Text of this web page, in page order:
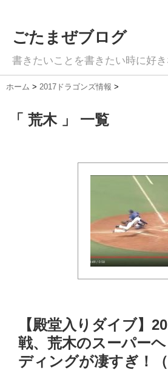
ごたまぜブログ
書きたいことを書きたい時に好き
ホーム > 2017ドラゴンズ情報 >
「 荒木 」 一覧
【殿堂入りダイブ】
戦、荒木のスーパー
ディングが凄すぎ！